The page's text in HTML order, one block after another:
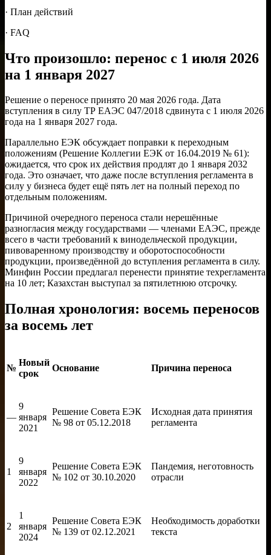
· План действий
· FAQ
Что произошло: перенос с 1 июля 2026
на 1 января 2027
Решение о переносе принято 20 мая 2026 года. Дата
вступления в силу ТР ЕАЭС 047/2018 сдвинута с 1 июля 2026
года на 1 января 2027 года.
Параллельно ЕЭК обсуждает поправки к переходным
положениям (Решение Коллегии ЕЭК от 16.04.2019 № 61):
ожидается, что срок их действия продлят до 1 января 2032
года. Это означает, что даже после вступления регламента в
силу у бизнеса будет ещё пять лет на полный переход по
отдельным положениям.
Причиной очередного переноса стали нерешённые
разногласия между государствами — членами ЕАЭС, прежде
всего в части требований к винодельческой продукции,
пивоваренному производству и оборотоспособности
продукции, произведённой до вступления регламента в силу.
Минфин России предлагал перенести принятие техрегламента
на 10 лет; Казахстан выступал за пятилетнюю отсрочку.
Полная хронология: восемь переносов
за восемь лет
№
Новый
срок
Основание Причина переноса
—
9
января
2021
Решение Совета ЕЭК
№ 98 от 05.12.2018
Исходная дата принятия
регламента
1
9
января
2022
Решение Совета ЕЭК
№ 102 от 30.10.2020
Пандемия, неготовность
отрасли
2
1
января
2024
Решение Совета ЕЭК
№ 139 от 02.12.2021
Необходимость доработки
текста